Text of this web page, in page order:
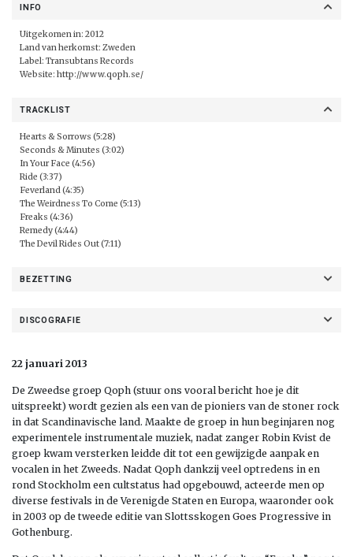
INFO
Uitgekomen in: 2012
Land van herkomst: Zweden
Label: Transubtans Records
Website: http://www.qoph.se/
TRACKLIST
Hearts & Sorrows (5:28)
Seconds & Minutes (3:02)
In Your Face (4:56)
Ride (3:37)
Feverland (4:35)
The Weirdness To Come (5:13)
Freaks (4:36)
Remedy (4:44)
The Devil Rides Out (7:11)
BEZETTING
DISCOGRAFIE
22 januari 2013
De Zweedse groep Qoph (stuur ons vooral bericht hoe je dit
uitspreekt) wordt gezien als een van de pioniers van de stoner rock
in dat Scandinavische land. Maakte de groep in hun beginjaren nog
experimentele instrumentale muziek, nadat zanger Robin Kvist de
groep kwam versterken leidde dit tot een gewijzigde aanpak en
vocalen in het Zweeds. Nadat Qoph dankzij veel optredens in en
rond Stockholm een cultstatus had opgebouwd, acteerde men op
diverse festivals in de Verenigde Staten en Europa, waaronder ook
in 2003 op de tweede editie van Slottsskogen Goes Progressive in
Gothenburg.